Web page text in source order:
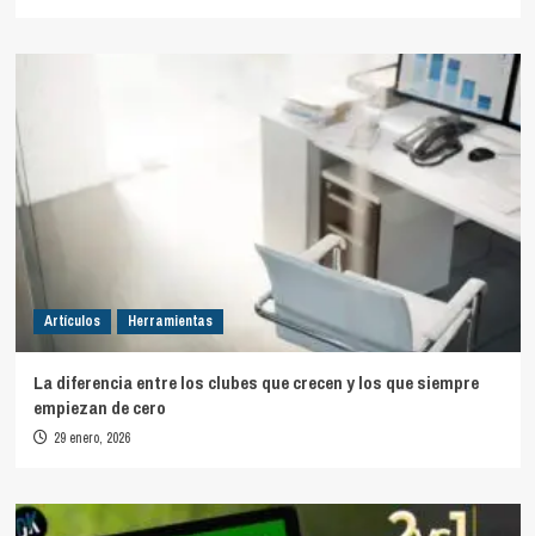
Artículos Herramientas
La diferencia entre los clubes que crecen y los que siempre
empiezan de cero
29 enero, 2026